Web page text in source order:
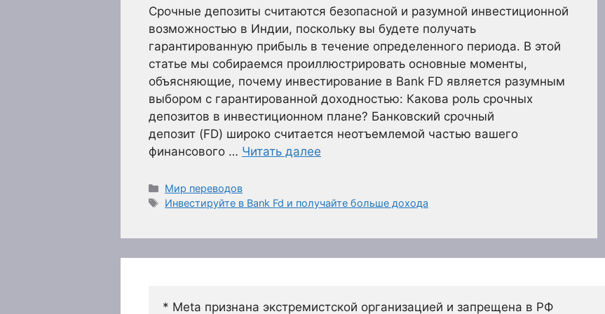
Срочные депозиты считаются безопасной и разумной инвестиционной
возможностью в Индии, поскольку вы будете получать
гарантированную прибыль в течение определенного периода. В этой
статье мы собираемся проиллюстрировать основные моменты,
объясняющие, почему инвестирование в Bank FD является разумным
выбором с гарантированной доходностью: Какова роль срочных
депозитов в инвестиционном плане? Банковский срочный
депозит (FD) широко считается неотъемлемой частью вашего
финансового … Читать далее
Рубрики
Мир переводов
Метки
Инвестируйте в Bank Fd и получайте больше дохода
* Meta признана экстремистской организацией и запрещена в РФ